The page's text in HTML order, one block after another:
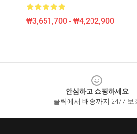
₩3,651,700 - ₩4,202,900
안심하고 쇼핑하세요
클릭에서 배송까지 24/7 보